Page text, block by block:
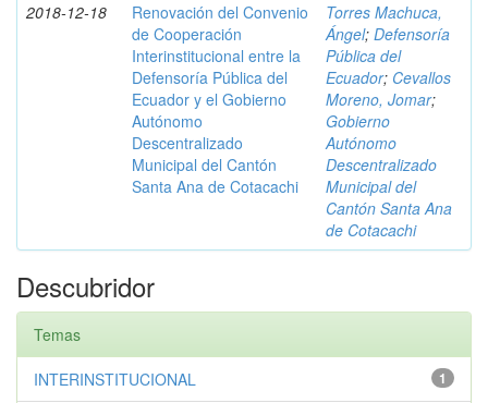
2018-12-18
Renovación del Convenio
de Cooperación
Interinstitucional entre la
Defensoría Pública del
Ecuador y el Gobierno
Autónomo
Descentralizado
Municipal del Cantón
Santa Ana de Cotacachi
Torres Machuca,
Ángel; Defensoría
Pública del
Ecuador; Cevallos
Moreno, Jomar;
Gobierno
Autónomo
Descentralizado
Municipal del
Cantón Santa Ana
de Cotacachi
Descubridor
Temas
1
INTERINSTITUCIONAL